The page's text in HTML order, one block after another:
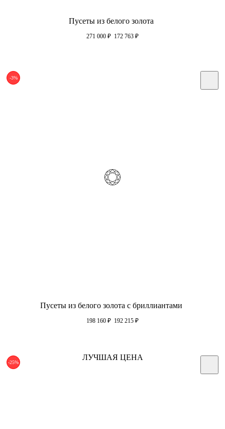
Пусеты из белого золота
271 000 ₽ 172 763 ₽
-3%
Пусеты из белого золота с бриллиантами
198 160 ₽ 192 215 ₽
-25%
ЛУЧШАЯ ЦЕНА